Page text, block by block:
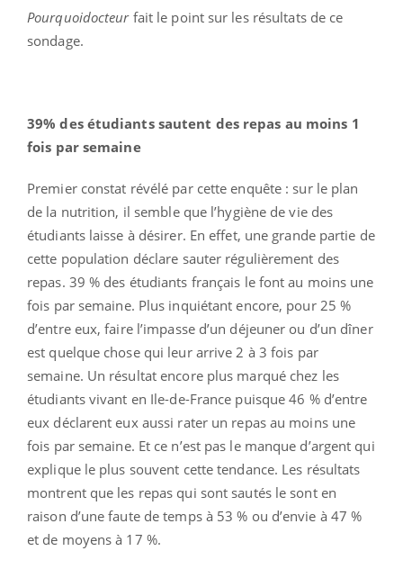
Pourquoidocteurfait le point sur les résultats de ce
sondage.
39% des étudiants sautent des repas au moins 1
fois par semaine
Premier constat révélé par cette enquête : sur le plan
de la nutrition, il semble que l’hygiène de vie des
étudiants laisse à désirer. En effet, une grande partie de
cette population déclare sauter régulièrement des
repas. 39 % des étudiants français le font au moins une
fois par semaine. Plus inquiétant encore, pour 25 %
d’entre eux, faire l’impasse d’un déjeuner ou d’un dîner
est quelque chose qui leur arrive 2 à 3 fois par
semaine. Un résultat encore plus marqué chez les
étudiants vivant en Ile-de-France puisque 46 % d’entre
eux déclarent eux aussi rater un repas au moins une
fois par semaine. Et ce n’est pas le manque d’argent qui
explique le plus souvent cette tendance. Les résultats
montrent que les repas qui sont sautés le sont en
raison d’une faute de temps à 53 % ou d’envie à 47 %
et de moyens à 17 %.